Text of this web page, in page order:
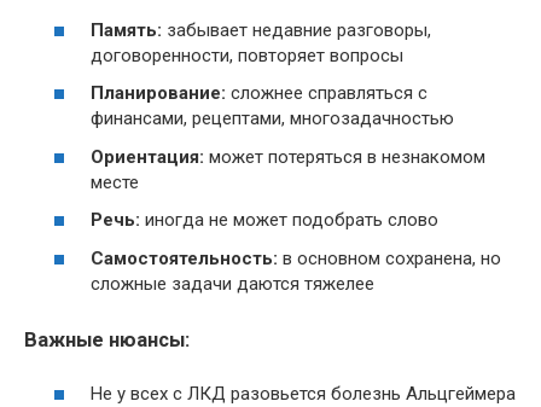
Память: забывает недавние разговоры,
договоренности, повторяет вопросы
Планирование: сложнее справляться с
финансами, рецептами, многозадачностью
Ориентация: может потеряться в незнакомом
месте
Речь: иногда не может подобрать слово
Самостоятельность: в основном сохранена, но
сложные задачи даются тяжелее
Важные нюансы:
Не у всех с ЛКД разовьется болезнь Альцгеймера